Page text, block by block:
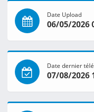
Date Upload
06/05/2026
Date dernier
07/08/2026